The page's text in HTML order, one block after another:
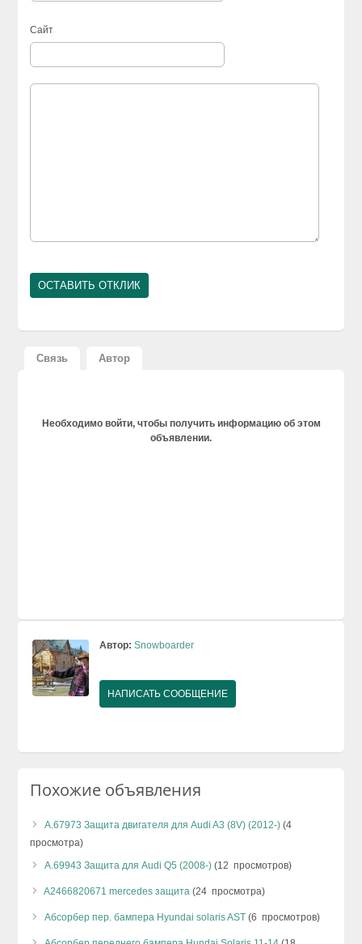
Сайт
Связь Автор
Необходимо войти, чтобы получить информацию об этом
объявлении.
Автор: Snowboarder
НАПИСАТЬ СООБЩЕНИЕ
Похожие объявления
А.67973 Защита двигателя для Audi A3 (8V) (2012-) (4
просмотра)
А.69943 Защита для Audi Q5 (2008-) (12 просмотров)
A2466820671 mercedes защита (24 просмотра)
Абсорбер пер. бампера Hyundai solaris AST (6 просмотров)